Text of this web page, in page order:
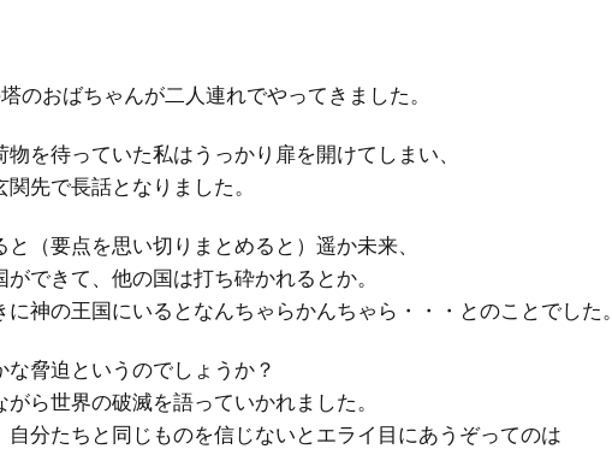
のおばちゃんが二人連れでやってきました。
物を待っていた私はうっかり扉を開けてしまい、
関先で長話となりました。
と（要点を思い切りまとめると）遥か未来、
ができて、他の国は打ち砕かれるとか。
に神の王国にいるとなんちゃらかんちゃら・・・とのことでした。
な脅迫というのでしょうか？
がら世界の破滅を語っていかれました。
自分たちと同じものを信じないとエライ目にあうぞってのは